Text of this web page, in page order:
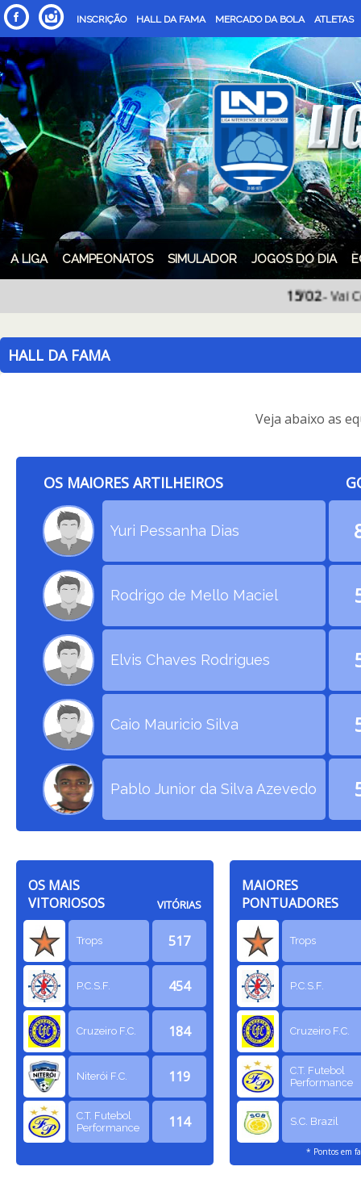
INSCRIÇÃO HALL DA FAMA MERCADO DA BOLA ATLETAS
A LIGA CAMPEONATOS SIMULADOR JOGOS DO DIA
- Vai
HALL DA FAMA
Veja abaixo as
OS MAIORES ARTILHEIROS
Yuri Pessanha Dias
Rodrigo de Mello Maciel
Elvis Chaves Rodrigues
Caio Mauricio Silva
Pablo Junior da Silva Azevedo
OS MAIS
VITORIOSOS
VITÓRIAS
Trops 517
P.C.S.F. 454
Cruzeiro F.C. 184
Niterói F.C. 119
C.T. Futebol
Performance
114
MAIORES
PONTUADORES
Trops
P.C.S.F.
Cruzeiro F.C.
C.T. Futebol
Performance
S.C. Brazil
* Pontos em